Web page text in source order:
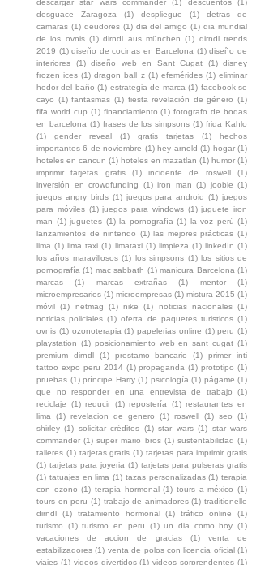
desguace Zaragoza
(1) despliegue (1)
detras de
camaras (1) deudores (1) dia del amigo (1) dia mundial
de los ovnis (1) dirndl aus münchen (1) dirndl trends
2019 (1) diseño de cocinas en Barcelona (1) diseño de
interiores
(1) diseño web en Sant Cugat (1) disney
frozen ices (1) dragon ball z (1) efemérides (1) eliminar
hedor del baño (1) estrategia de marca (1) facebook se
cayo (1) fantasmas (1) fiesta revelación de género (1)
fifa world cup (1) financiamiento (1) fotografo de bodas
en barcelona (1) frases de los simpsons (1) frida Kahlo
(1)
gender reveal (1) gratis tarjetas (1)
hechos
importantes 6 de noviembre (1) hey arnold (1) hogar (1)
hoteles en cancun (1) hoteles en mazatlan (1) humor (1)
imprimir tarjetas gratis
(1) incidente de roswell
(1)
inversión en crowdfunding
(1) iron man (1) jooble (1)
juegos angry birds (1) juegos para android (1) juegos
para móviles (1) juegos para windows (1) juguete iron
man (1) juguetes (1) la pornografía (1) la voz perú (1)
lanzamientos de nintendo (1) las mejores prácticas (1)
lima (1) lima taxi (1) limataxi (1) limpieza (1) linkedIn (1)
los años maravillosos (1) los simpsons (1) los sitios de
pornografía (1) mac sabbath (1) manicura Barcelona (1)
marcas
(1) marcas extrañas (1) mentor
(1)
microempresarios (1) microempresas (1) mistura 2015 (1)
móvil (1) netmag (1) nike (1) noticias nacionales (1)
noticias policiales (1) oferta de paquetes turisticos (1)
ovnis (1) ozonoterapia (1) papelerias online (1) peru (1)
playstation (1) posicionamiento web en sant cugat (1)
premium dirndl
(1) prestamo bancario (1)
primer inti
tattoo expo peru 2014 (1) propaganda (1) prototipo (1)
pruebas (1) príncipe Harry (1) psicología (1) págame (1)
que no responder en una entrevista de trabajo
(1)
reciclaje
(1) reducir (1) repostería (1) restaurantes en
lima
(1) revelacion de genero (1) roswell (1) seo
(1)
shirley (1) solicitar créditos (1) star wars (1) star wars
commander (1) super mario bros (1) sustentabilidad (1)
talleres (1) tarjetas gratis (1) tarjetas para imprimir gratis
(1) tarjetas para joyeria (1) tarjetas para pulseras gratis
(1) tatuajes en lima (1) tazas personalizadas (1) terapia
con ozono (1) terapia hormonal (1) tours a méxico (1)
tours en peru (1) trabajo de animadores (1) traditionelle
dirndl
(1) tratamiento hormonal (1) tráfico online
(1)
turismo
(1) turismo en peru (1) un dia como hoy (1)
vacaciones de accion de gracias
(1)
venta de
estabilizadores (1) venta de polos con licencia oficial (1)
viajes (1) videos divertidos (1) videos sorprendentes (1)